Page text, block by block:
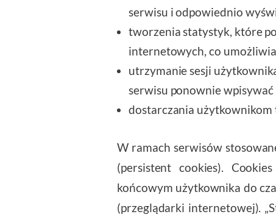
serwisu i odpowiednio
tworzenia statystyk, które
internetowych, co
utrzymanie sesji
serwisu ponownie wpisywać
dostarczania
W ramach serwisów
(persistent cookies).
końcowym użytkownika do
(przeglądarki internetowej).